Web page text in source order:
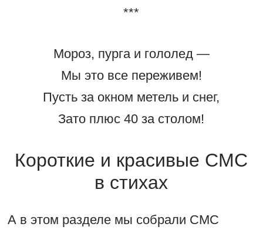
***
Мороз, пурга и гололед —
Мы это все переживем!
Пусть за окном метель и снег,
Зато плюс 40 за столом!
Короткие и красивые СМС
в стихах
А в этом разделе мы собрали СМС